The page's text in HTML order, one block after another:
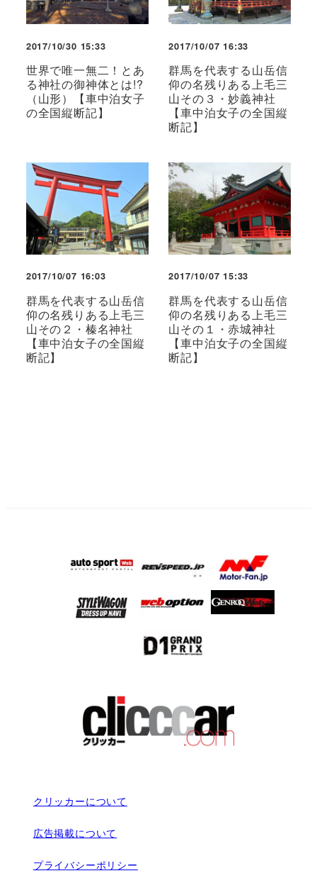
2017/10/30 15:33
世界で唯一無二！とあ
る神社の御神体とは!?
（山形）【車中泊女子
の全国縦断記】
2017/10/07 16:33
群馬を代表する山岳信
仰の名残りある上毛三
山その３・妙義神社
【車中泊女子の全国縦
断記】
2017/10/07 16:03
群馬を代表する山岳信
仰の名残りある上毛三
山その２・榛名神社
【車中泊女子の全国縦
断記】
2017/10/07 15:33
群馬を代表する山岳信
仰の名残りある上毛三
山その１・赤城神社
【車中泊女子の全国縦
断記】
クリッカーについて
広告掲載について
プライバシーポリシー